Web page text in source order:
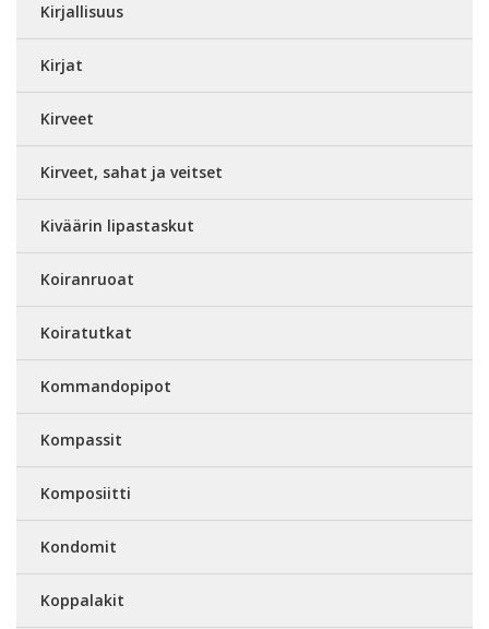
Kirjallisuus
Kirjat
Kirveet
Kirveet, sahat ja veitset
Kiväärin lipastaskut
Koiranruoat
Koiratutkat
Kommandopipot
Kompassit
Komposiitti
Kondomit
Koppalakit